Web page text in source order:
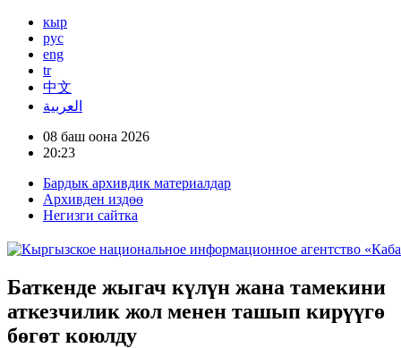
кыр
рус
eng
tr
中文
العربية
08 баш оона 2026
20:23
Бардык архивдик материалдар
Архивден издөө
Негизги сайтка
Баткенде жыгач күлүн жана тамекини
аткезчилик жол менен ташып кирүүгө
бөгөт коюлду